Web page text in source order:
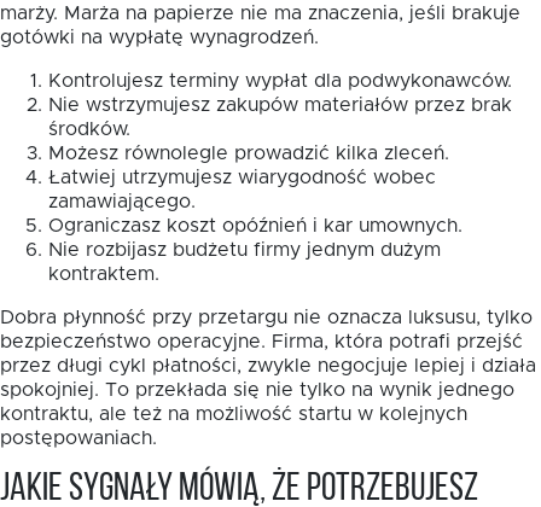
marży. Marża na papierze nie ma znaczenia, jeśli brakuje
gotówki na wypłatę wynagrodzeń.
Kontrolujesz terminy wypłat dla podwykonawców.
Nie wstrzymujesz zakupów materiałów przez brak
środków.
Możesz równolegle prowadzić kilka zleceń.
Łatwiej utrzymujesz wiarygodność wobec
zamawiającego.
Ograniczasz koszt opóźnień i kar umownych.
Nie rozbijasz budżetu firmy jednym dużym
kontraktem.
Dobra płynność przy przetargu nie oznacza luksusu, tylko
bezpieczeństwo operacyjne. Firma, która potrafi przejść
przez długi cykl płatności, zwykle negocjuje lepiej i działa
spokojniej. To przekłada się nie tylko na wynik jednego
kontraktu, ale też na możliwość startu w kolejnych
postępowaniach.
Jakie sygnały mówią, że potrzebujesz